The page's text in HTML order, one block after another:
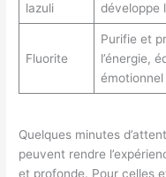
lazuli
développe
Fluorite
Purifie et
l’énergie,
émotionnel
Quelques minutes
peuvent rendre
et profonde. Pour celles